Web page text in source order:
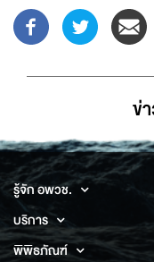
ข่
รู้จัก อพวช.
บริการ
พิพิธภัณฑ์